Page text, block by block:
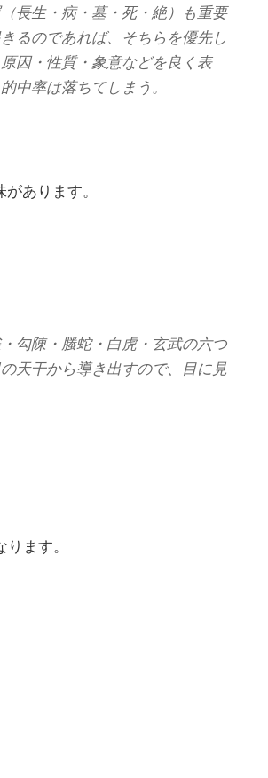
長生・病・墓・死・絶）も重要
るのであれば、そちらを優先し
因・性質・象意などを良く表
中率は落ちてしまう。
あります。
勾陳・螣蛇・白虎・玄武の六つ
天干から導き出すので、目に見
ます。